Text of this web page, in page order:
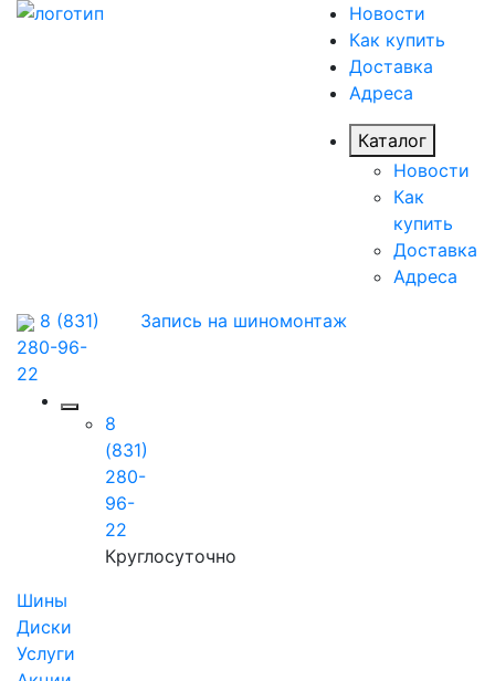
Новости
Как купить
Доставка
Адреса
Каталог
Новости
Как
купить
Доставка
Адреса
8 (831)
280-96-
22
8
(831)
280-
96-
22
Круглосуточно
Запись на шиномонтаж
Шины
Диски
Услуги